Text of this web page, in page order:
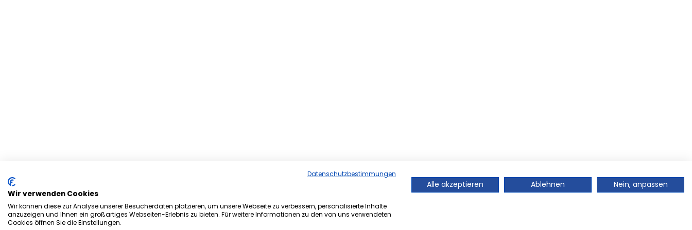
Datenschutzbestimmungen
Wir verwenden Cookies
Wir können diese zur Analyse unserer Besucherdaten platzieren, um unsere Webseite zu verbessern, personalisierte Inhalte
anzuzeigen und Ihnen ein großartiges Webseiten-Erlebnis zu bieten. Für weitere Informationen zu den von uns verwendeten
Cookies öffnen Sie die Einstellungen.
Alle akzeptieren Ablehnen Nein, anpassen